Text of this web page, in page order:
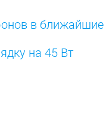
в ближайшие
на 45 Вт